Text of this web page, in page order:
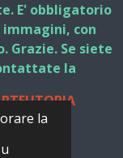
la
E' obbligatorio
con
Grazie. Se siete
la
Musica